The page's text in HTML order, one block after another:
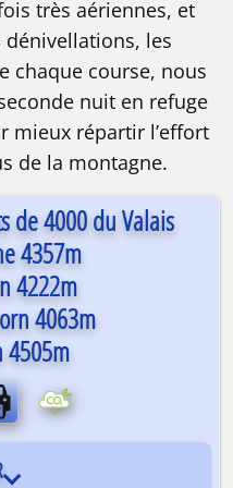
très aériennes, et
les
chaque course, nous
nuit en refuge
mieux répartir l’effort
de la montagne.
de 4000 du Valais
4357m
4222m
4063m
4505m